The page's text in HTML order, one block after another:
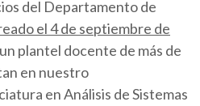
del Departamento de
el 4 de septiembre de
plantel docente de más de
en nuestro
en Análisis de Sistemas